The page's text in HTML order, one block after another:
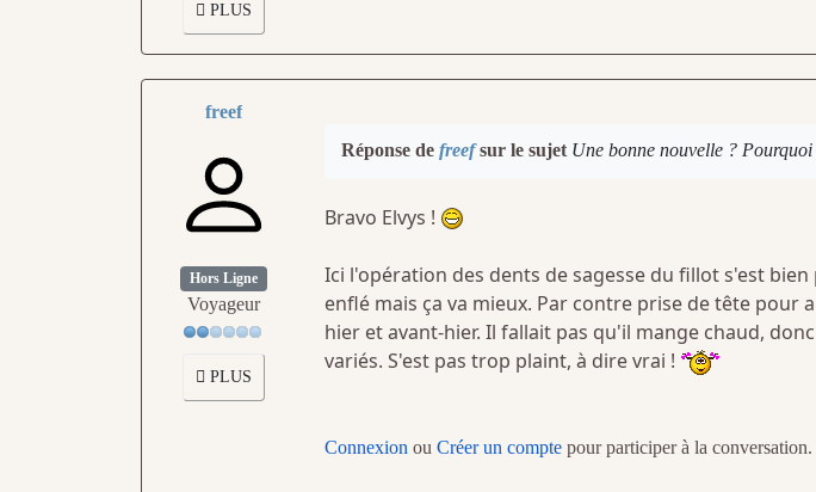
PLUS
freef
Hors Ligne
Voyageur
PLUS
Réponse de freefsur le sujet Une bonne nouvelle ?
Bravo Elvys !
Ici l'opération des dents de sagesse du fillot s'est bien
enflé mais ça va mieux. Par contre prise de tête pour
hier et avant-hier. Il fallait pas qu'il mange chaud,
variés. S'est pas trop plaint, à dire vrai !
Connexion ou Créer un comptepour participer à la conversation.